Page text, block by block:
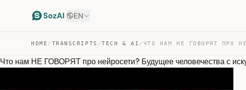
EN
HOME / TRANSCRIPTS /TECH & AI /
Что нам НЕ ГОВОРЯТ про нейросети? Будущее человечества с